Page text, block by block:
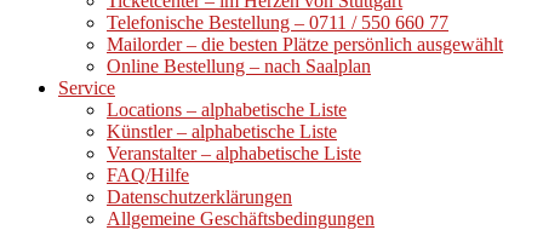
Telefonische Bestellung – 0711 / 550 660 77
Mailorder – die besten Plätze persönlich ausgewählt
Online Bestellung – nach Saalplan
Service
Locations – alphabetische Liste
Künstler – alphabetische Liste
Veranstalter – alphabetische Liste
FAQ/Hilfe
Datenschutzerklärungen
Allgemeine Geschäftsbedingungen